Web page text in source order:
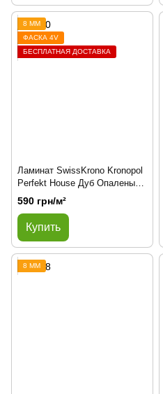
8 ММ
ФАСКА 4V
БЕСПЛАТНАЯ ДОСТАВКА
Ламинат SwissKrono Kronopol
Perfekt House Дуб Опаленый
2740
590 грн/м²
Купить
8 ММ